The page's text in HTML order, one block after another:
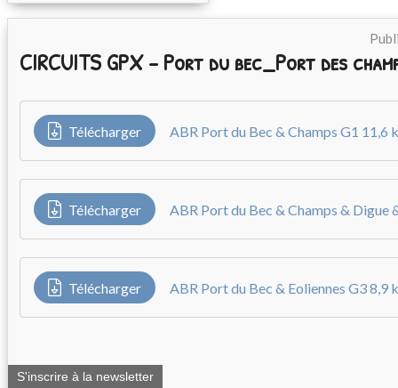
CIRCUITS GPX - Port du bec_Port des
Télécharger ABR Port du Bec & Champs G1 11,6
Télécharger
Télécharger ABR Port du Bec & Eoliennes G3 8,9
S'inscrire à la newsletter